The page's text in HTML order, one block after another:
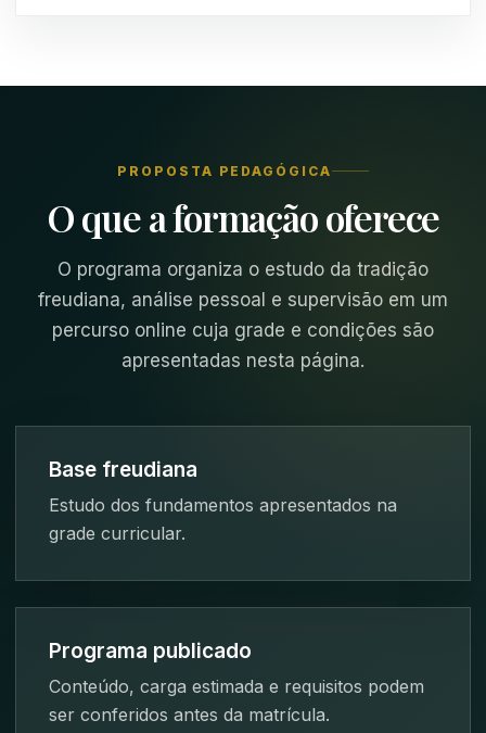
PROPOSTA PEDAGÓGICA
O que a formação oferece
O programa organiza o estudo da tradição
freudiana, análise pessoal e supervisão em um
percurso online cuja grade e condições são
apresentadas nesta página.
Base freudiana
Estudo dos fundamentos apresentados na
grade curricular.
Programa publicado
Conteúdo, carga estimada e requisitos podem
ser conferidos antes da matrícula.